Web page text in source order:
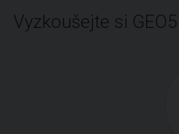
Vyzkoušejte si